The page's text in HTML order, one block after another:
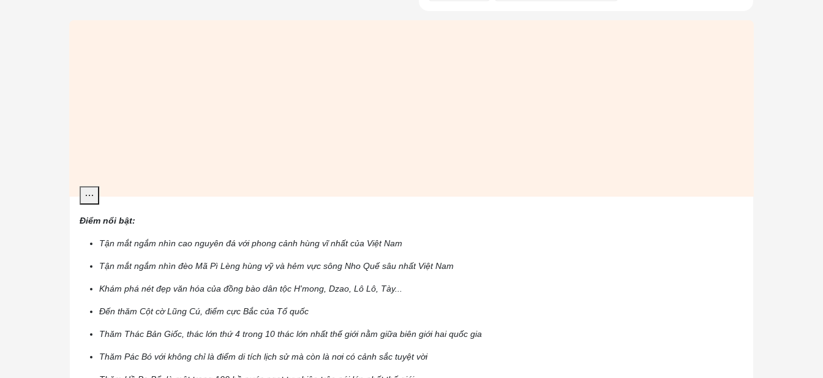
Điểm nổi bật:
Tận mắt ngắm nhìn cao nguyên đá với phong cảnh hùng vĩ nhất của Việt Nam
Tận mắt ngắm nhìn đèo Mã Pì Lèng hùng vỹ và hẻm vực sông Nho Quế sâu nhất Việt Nam
Khám phá nét đẹp văn hóa của đồng bào dân tộc H'mong, Dzao, Lô Lô, Tày...
Đến thăm Cột cờ Lũng Cú, điểm cực Bắc của Tổ quốc
Thăm Thác Bản Giốc, thác lớn thứ 4 trong 10 thác lớn nhất thế giới nằm giữa biên giới hai quốc gia
Thăm Pác Bó với không chỉ là điểm di tích lịch sử mà còn là nơi có cảnh sắc tuyệt vời